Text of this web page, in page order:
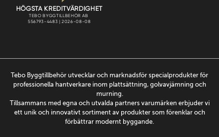
Tebo Byggtillbehör utvecklar och marknadsför specialprodukter för
professionella hantverkare inom plattsättning, golvavjämning och
murning.
Tillsammans med egna och utvalda partners varumärken erbjuder vi
ett unik och innovativt sortiment av produkter som förenklar och
förbättrar modernt byggande.